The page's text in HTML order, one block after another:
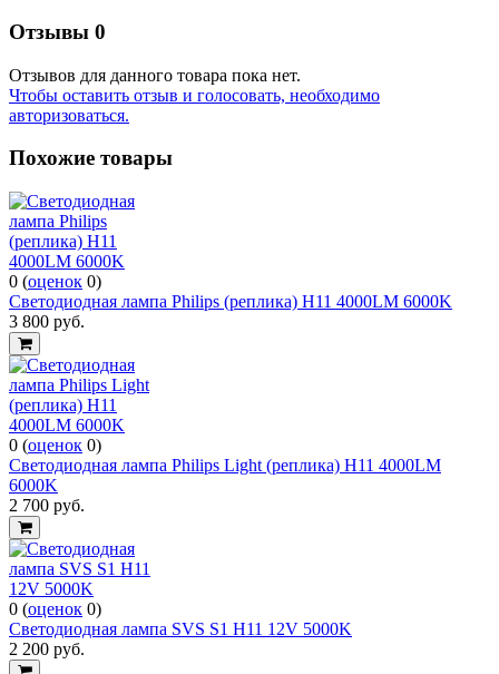
Отзывы 0
Отзывов для данного товара пока нет.
Чтобы оcтавить отзыв и голосовать, необходимо
авторизоваться.
Похожие товары
0 (оценок 0)
Светодиодная лампа Philips (реплика) H11 4000LM 6000K
3 800 руб.
0 (оценок 0)
Светодиодная лампа Philips Light (реплика) H11 4000LM
6000K
2 700 руб.
0 (оценок 0)
Светодиодная лампа SVS S1 H11 12V 5000K
2 200 руб.